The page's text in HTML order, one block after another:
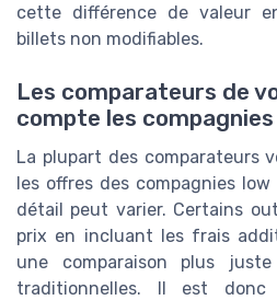
cette différence de valeur
billets non modifiables.
Les comparateurs de
compte les
La plupart des comparateurs
les offres des compagnies
détail peut varier. Certains
prix en incluant les frais
une comparaison plus
traditionnelles. Il est